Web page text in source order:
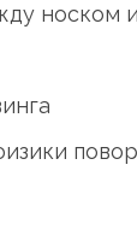
носком